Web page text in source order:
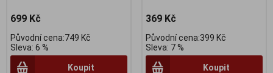
699 Kč
Původní cena:749 Kč
Sleva: 6 %
Koupit
369 Kč
Původní cena:399 Kč
Sleva: 7 %
Koupit